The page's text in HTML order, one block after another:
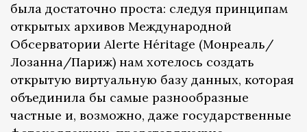
была достаточно проста: следуя принципам
открытых архивов Международной
Обсерватории Alerte Héritage (Монреаль/
Лозанна/Париж) нам хотелось создать
открытую виртуальную базу данных, которая
объединила бы самые разнообразные
частные и, возможно, даже государственные